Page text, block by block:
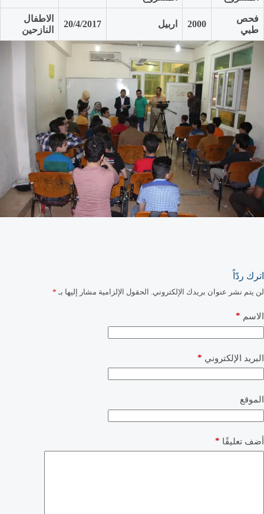
فحص
طبي
2000 اربيل 20/4/2017
الاطفال
النازحين
اترك ردّاً
لن يتم نشر عنوان بريدك الإلكتروني. الحقول الإلزامية مشار إليها بـ *
الاسم *
البريد الإلكتروني *
الموقع
أضف تعليقًا *